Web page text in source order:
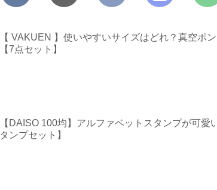
【 VAKUEN 】使いやすいサイズはどれ？真空ポ
【7点セット】
【DAISO 100均】アルファベットスタンプが可愛
タンプセット】